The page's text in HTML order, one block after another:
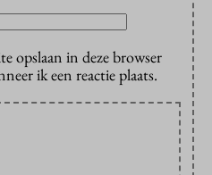
opslaan in deze browser
ik een reactie plaats.